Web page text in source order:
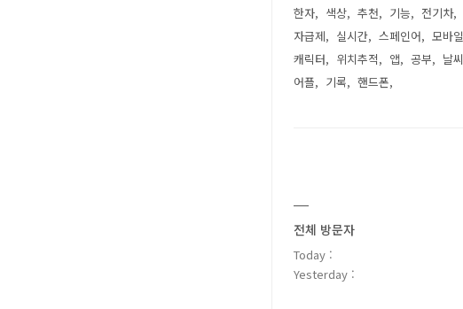
한자
색상 추천 기능 전기차
자급제
실시간 스페인어 모바일
캐릭터
위치추적 앱 공부 날씨
어플
기록 핸드폰
전체 방문자
Today :
Yesterday :